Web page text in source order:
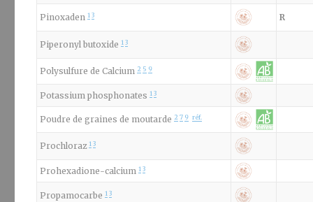
Pinoxaden 1 3 R
Piperonyl butoxide 1 3
Polysulfure de Calcium 2 5 9
Potassium phosphonates 1 3
Poudre de graines de moutarde 2 7 9 réf.
Prochloraz1 3
Prohexadione-calcium 1 3
Propamocarbe 1 3